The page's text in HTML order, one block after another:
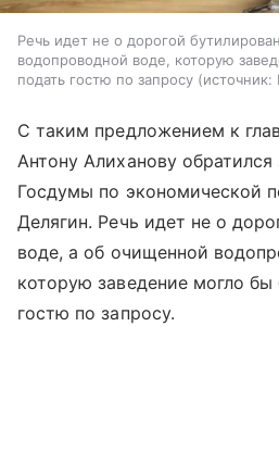
Речь идет не о дорогой
водопроводной воде, которую
подать гостю по запросу
источник:
С таким предложением к
Антону Алиханову
Госдумы по экономической
Делягин. Речь идет не о
воде, а об очищенной
которую заведение могло бы
гостю по запросу.